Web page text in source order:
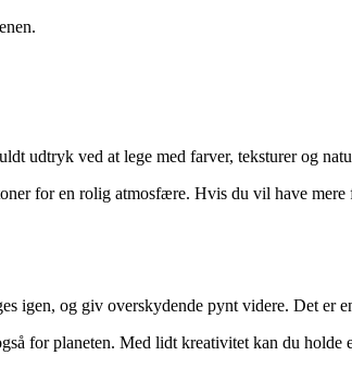
udtryk ved at lege med farver, teksturer og
for en rolig atmosfære. Hvis du vil have
igen, og giv overskydende pynt videre. Det er
for planeten. Med lidt kreativitet kan du holde